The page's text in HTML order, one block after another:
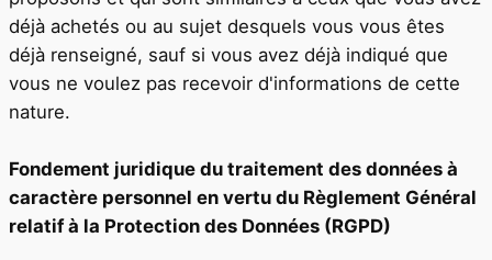
déjà achetés ou au sujet desquels vous vous êtes
déjà renseigné, sauf si vous avez déjà indiqué que
vous ne voulez pas recevoir d'informations de cette
nature.
Fondement juridique du traitement des données à
caractère personnel en vertu du Règlement Général
relatif à la Protection des Données (RGPD)